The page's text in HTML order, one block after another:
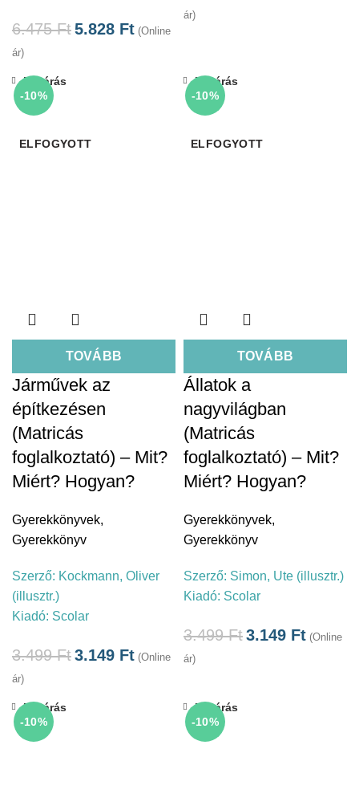
6.475Ft5.828 Ft (Online
ár)
ár)
-10%
ELFOGYOTT
TOVÁBB
Bezárás
Járművek az
építkezésen
(Matricás
foglalkoztató) – Mit?
Miért? Hogyan?
Gyerekkönyvek,
Gyerekkönyv
Szerző: Kockmann, Oliver
(illusztr.)
Kiadó: Scolar
3.499Ft3.149 Ft (Online
ár)
-10%
ELFOGYOTT
TOVÁBB
Bezárás
Állatok a
nagyvilágban
(Matricás
foglalkoztató) – Mit?
Miért? Hogyan?
Gyerekkönyvek,
Gyerekkönyv
Szerző: Simon, Ute (illusztr.)
Kiadó: Scolar
3.499Ft3.149 Ft (Online
ár)
-10%
Bezárás
-10%
Bezárás